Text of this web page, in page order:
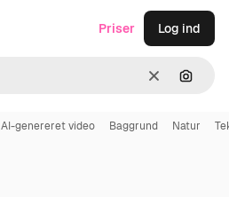
Klar Søg
Priser Log ind
AI-genereret video Baggrund Natur